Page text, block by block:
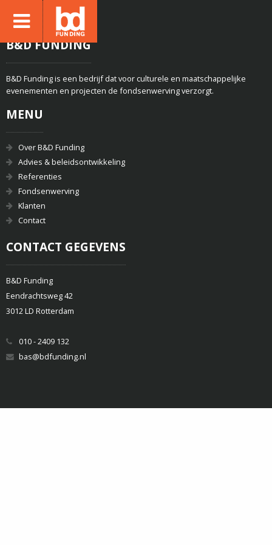
B&D FUNDING
B&D Funding is een bedrijf dat voor culturele en maatschappelijke
evenementen en projecten de fondsenwerving verzorgt.
MENU
Over B&D Funding
Advies & beleidsontwikkeling
Referenties
Fondsenwerving
Klanten
Contact
CONTACT GEGEVENS
B&D Funding
Eendrachtsweg 42
3012 LD Rotterdam
010 - 2409 132
bas@bdfunding.nl